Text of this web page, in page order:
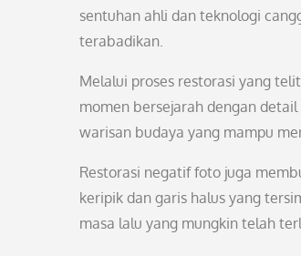
sentuhan ahli dan teknologi
terabadikan.
Melalui proses restorasi yang
momen bersejarah dengan
warisan budaya yang mampu
Restorasi negatif foto juga
keripik dan garis halus yang
masa lalu yang mungkin telah